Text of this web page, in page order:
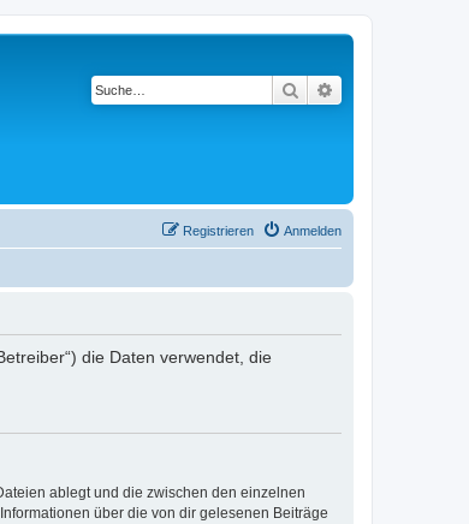
Suche
Anmelden
Registrieren
die Daten verwendet, die
ablegt und die zwischen den einzelnen
über die von dir gelesenen Beiträge